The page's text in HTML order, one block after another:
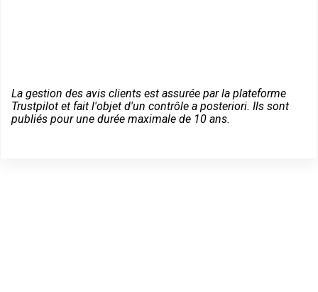
La gestion des avis clients est assurée par la plateforme
Trustpilot et fait l'objet d'un contrôle a posteriori. Ils sont
publiés pour une durée maximale de 10 ans.